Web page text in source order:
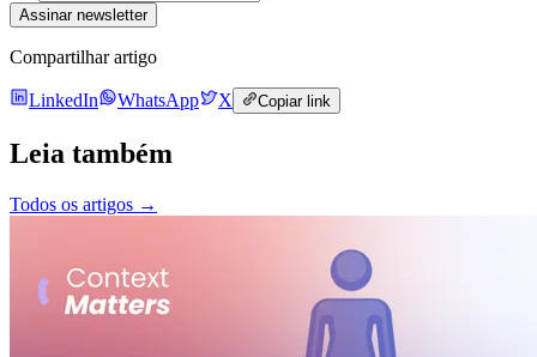
Assinar newsletter
Compartilhar artigo
LinkedIn WhatsApp X Copiar link
Leia também
Todos os artigos →